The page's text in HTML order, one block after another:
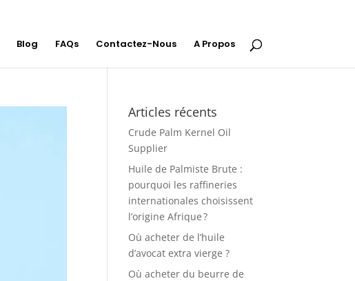
Blog FAQs Contactez-Nous A Propos
Articles récents
Crude Palm Kernel Oil
Supplier
Huile de Palmiste Brute :
pourquoi les raffineries
internationales choisissent
l’origine Afrique ?
Où acheter de l’huile
d’avocat extra vierge ?
Où acheter du beurre de